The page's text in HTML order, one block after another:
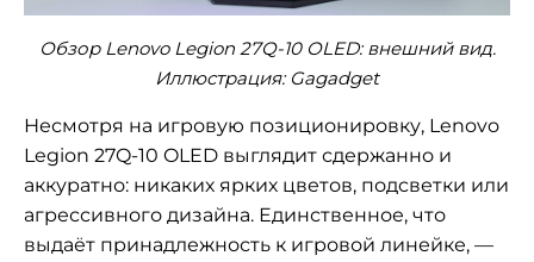
Обзор Lenovo Legion 27Q-10 OLED: внешний вид.
Иллюстрация: Gagadget
Несмотря на игровую позиционировку, Lenovo
Legion 27Q-10 OLED выглядит сдержанно и
аккуратно: никаких ярких цветов, подсветки или
агрессивного дизайна. Единственное, что
выдаёт принадлежность к игровой линейке, —